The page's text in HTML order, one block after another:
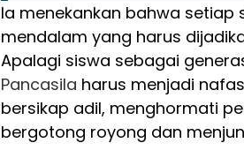
Ia menekankan bahwa setiap
mendalam yang harus
Apalagi siswa sebagai
Pancasila harus menjadi
bersikap adil, menghormati
bergotong royong dan